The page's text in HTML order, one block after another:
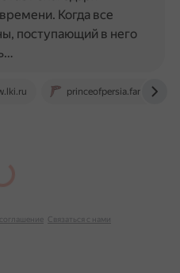
Когда все
поступающий в него
Связаться с нами